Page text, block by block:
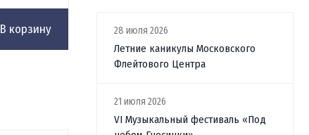
В корзину 28 июля 2026
Летние каникулы Московского
Флейтового Центра
21 июля 2026
VI Музыкальный фестиваль «Под